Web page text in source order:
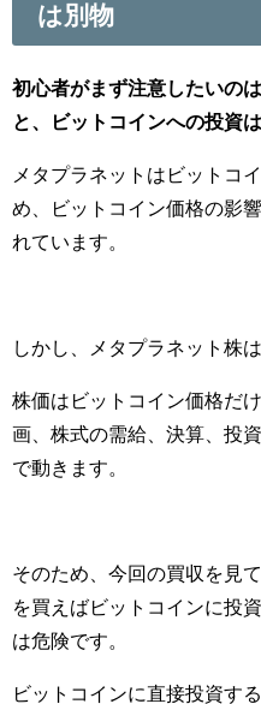
は別物
初心者がまず注意したいの
と、ビットコインへの投資
メタプラネットはビットコ
め、ビットコイン価格の影
れています。
しかし、メタプラネット株
株価はビットコイン価格だ
画、株式の需給、決算、投
で動きます。
そのため、今回の買収を見
を買えばビットコインに投
は危険です。
ビットコインに直接投資す